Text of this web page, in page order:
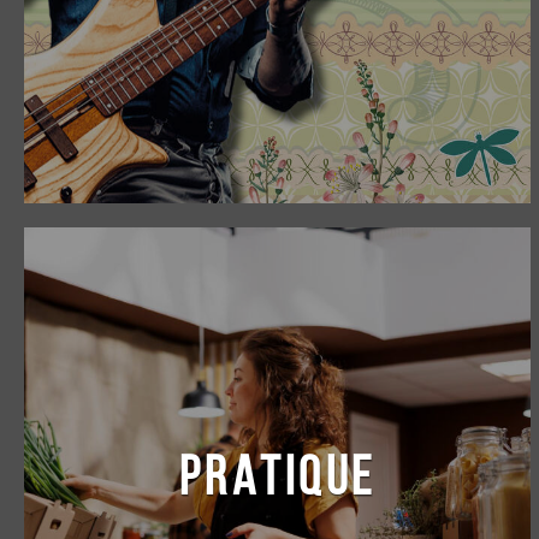
PRATIQUE